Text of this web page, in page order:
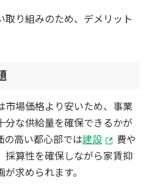
り組みのため、デメリット
市場価格より安いため、事業
な供給量を確保できるかが
の高い都心部では建設
費や
採算性を確保しながら家賃抑
求められます。